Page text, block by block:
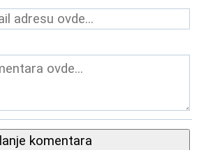
komentara